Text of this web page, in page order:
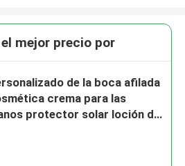
mejor precio por
de la boca afilada
crema para las
protector solar loción de